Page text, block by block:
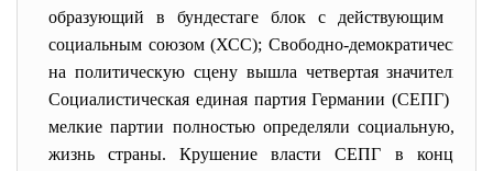
образующий в бундестаге блок с действующим
социальным союзом (ХСС); Свободно-демократическая
на политическую сцену вышла четвертая
Социалистическая единая партия Германии (СЕПГ) и
мелкие партии полностью определяли социальную,
жизнь страны. Крушение власти СЕПГ в конце